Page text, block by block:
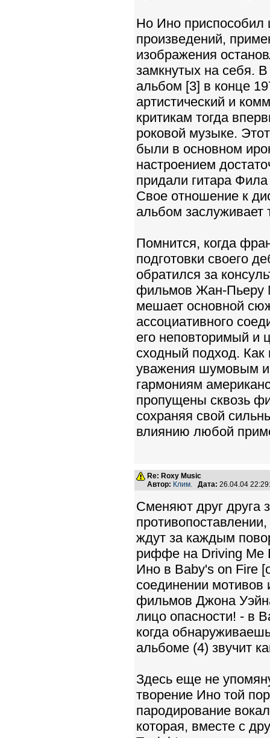
Но Ино приспособил
произведений,
изображения
замкнутых на себя.
альбом [3] в конце
артистический и
критикам тогда
роковой музыке.
были в основном
настроением
придали гитара
Свое отношение к
альбом заслуживает
Помнится, когда
подготовки своего
обратился за
фильмов Жан-Пьеру
мешает основной
ассоциативного
его неповторимый и
сходный подход.
уважения шумовым и
гармониям
пропущены сквозь
сохраняя свой
влиянию любой
Re: Roxy Music
Автор: Клим. Дата: 26.04.04
Сменяют друг друга
ждут за каждым
риффе на Driving Me
Ино в Baby's on Fire
соединении мотивов
фильмов Джона
лицо опасности! - в
когда
альбоме (4) звучит
Здесь еще не
творение Ино той
пародирование
которая, вместе с